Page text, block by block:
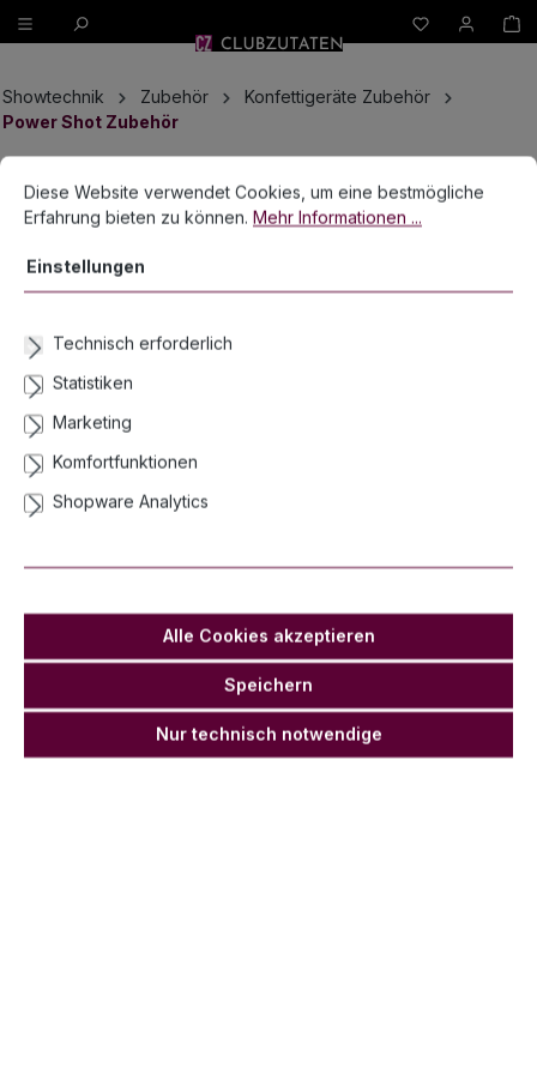
springen
Showtechnik Zubehör
Konfettigeräte Zubehör
Power Shot Zubehör
Bildergalerie überspringen
Magic FX Koffer für 4 Power Shots
Preise und Beratung zu diesem Produkt gibt es nur
auf telefonische Anfrage oder per WhatsApp unter:
Cookie-Voreinstellungen
Diese Website verwendet Cookies, um eine bestmögliche
Diese Website verwendet Cookies, um eine bestmögliche
Erfahrung bieten zu können. Mehr Informationen ...
Einstellungen
Technisch erforderlich
Statistiken
Marketing
Komfortfunktionen
Shopware Analytics
Alle Cookies akzeptieren
Speichern
Nur technisch notwendige